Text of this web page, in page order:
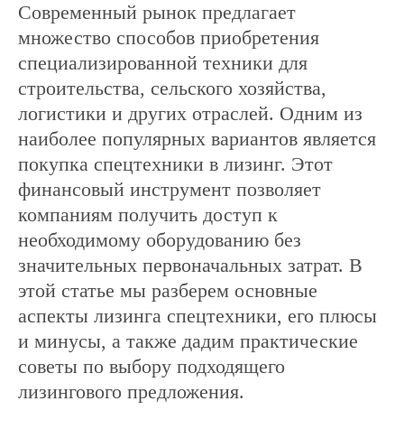
Современный рынок предлагает
множество способов приобретения
специализированной техники для
строительства, сельского хозяйства,
логистики и других отраслей. Одним из
наиболее популярных вариантов является
покупка спецтехники в лизинг. Этот
финансовый инструмент позволяет
компаниям получить доступ к
необходимому оборудованию без
значительных первоначальных затрат. В
этой статье мы разберем основные
аспекты лизинга спецтехники, его плюсы
и минусы, а также дадим практические
советы по выбору подходящего
лизингового предложения.